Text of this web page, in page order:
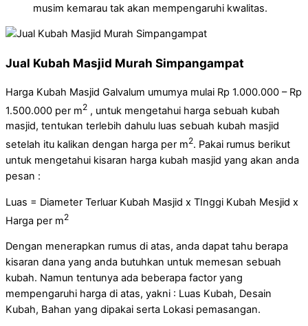
musim kemarau tak akan mempengaruhi kwalitas.
Jual Kubah Masjid Murah Simpangampat
Harga Kubah Masjid Galvalum umumya mulai Rp 1.000.000 – Rp
1.500.000 per m2 , untuk mengetahui harga sebuah kubah
masjid, tentukan terlebih dahulu luas sebuah kubah masjid
setelah itu kalikan dengan harga per m2. Pakai rumus berikut
untuk mengetahui kisaran harga kubah masjid yang akan anda
pesan :
Luas = Diameter Terluar Kubah Masjid x TInggi Kubah Mesjid x
Harga per m2
Dengan menerapkan rumus di atas, anda dapat tahu berapa
kisaran dana yang anda butuhkan untuk memesan sebuah
kubah. Namun tentunya ada beberapa factor yang
mempengaruhi harga di atas, yakni : Luas Kubah, Desain
Kubah, Bahan yang dipakai serta Lokasi pemasangan.